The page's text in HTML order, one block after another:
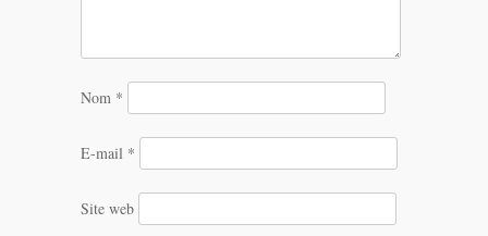
Nom *
E-mail *
Site web